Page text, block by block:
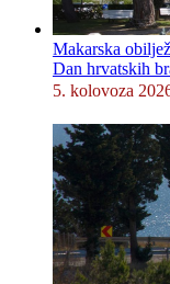
Makarska
Dan hrvatskih
5. kolovoza